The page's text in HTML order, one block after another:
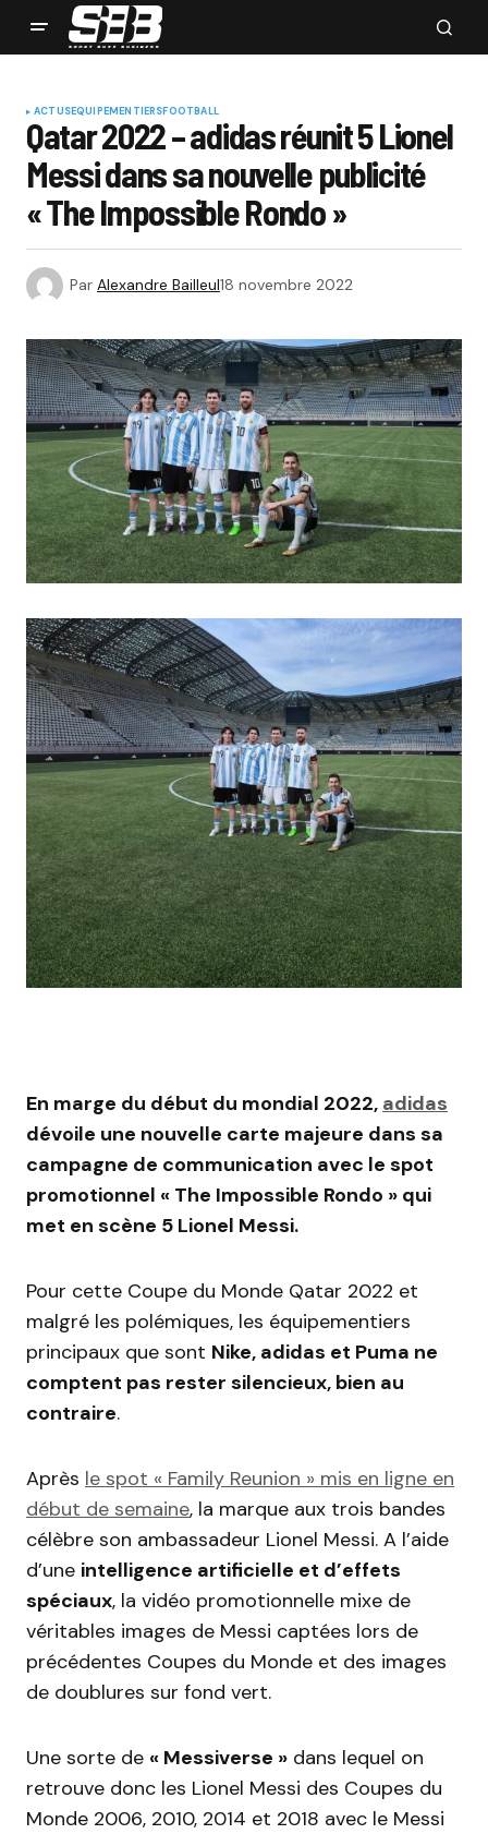
ACTUSEQUIPEMENTIERSFOOTBALL
Qatar 2022 – adidas réunit 5 Lionel
Messi dans sa nouvelle publicité
« The Impossible Rondo »
Par Alexandre Bailleul18 novembre 2022
En marge du début du mondial 2022, adidas
dévoile une nouvelle carte majeure dans sa
campagne de communication avec le spot
promotionnel « The Impossible Rondo » qui
met en scène 5 Lionel Messi.
Pour cette Coupe du Monde Qatar 2022 et
malgré les polémiques, les équipementiers
principaux que sont Nike, adidas et Puma ne
comptent pas rester silencieux, bien au
contraire.
Après le spot « Family Reunion » mis en ligne en
début de semaine, la marque aux trois bandes
célèbre son ambassadeur Lionel Messi. A l’aide
d’une intelligence artificielle et d’effets
spéciaux, la vidéo promotionnelle mixe de
véritables images de Messi captées lors de
précédentes Coupes du Monde et des images
de doublures sur fond vert.
Une sorte de « Messiverse » dans lequel on
retrouve donc les Lionel Messi des Coupes du
Monde 2006, 2010, 2014 et 2018 avec le Messi